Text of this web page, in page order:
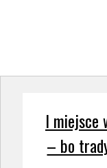
I miejsce
– bo